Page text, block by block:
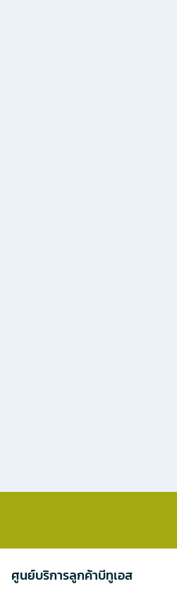
ศูนย์บริการลูกค้าบีทูเอส